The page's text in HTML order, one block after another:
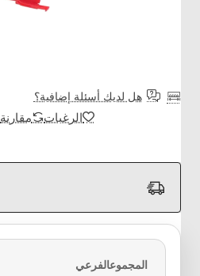
هل لديك أسئلة إضافية؟
الرغبات مقارنة